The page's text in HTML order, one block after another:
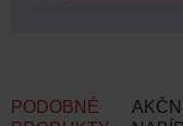
PODOBNÉ
AKČNÍ